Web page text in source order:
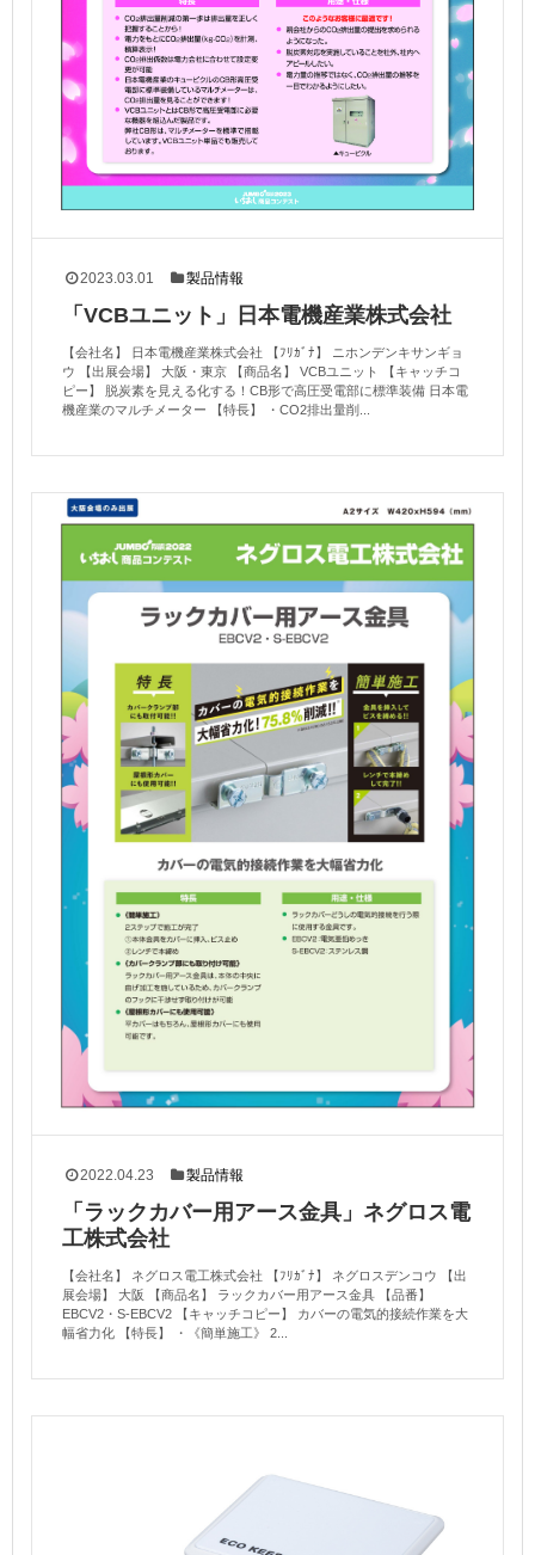
2023.03.01 製品情報
「VCBユニット」日本電機産業株式会社
【会社名】 日本電機産業株式会社 【ﾌﾘｶﾞﾅ】 ニホンデンキサンギョ
ウ 【出展会場】 大阪・東京 【商品名】 VCBユニット 【キャッチコ
ピー】 脱炭素を見える化する！CB形で高圧受電部に標準装備 日本電
機産業のマルチメーター 【特長】 ・CO2排出量削...
2022.04.23 製品情報
「ラックカバー用アース金具」ネグロス電
工株式会社
【会社名】 ネグロス電工株式会社 【ﾌﾘｶﾞﾅ】 ネグロスデンコウ 【出
展会場】 大阪 【商品名】 ラックカバー用アース金具 【品番】
EBCV2・S-EBCV2 【キャッチコピー】 カバーの電気的接続作業を大
幅省力化 【特長】 ・《簡単施工》 2...